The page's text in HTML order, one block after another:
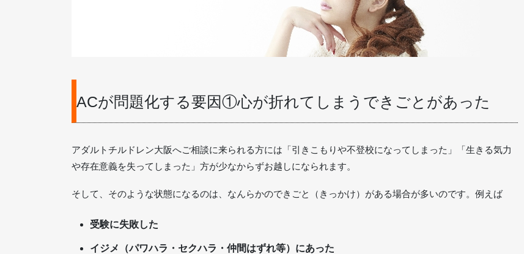
ACが問題化する要因①心が折れてしまうできごとがあった
アダルトチルドレン大阪へご相談に来られる方には「引きこもりや不登校になってしまった」「生きる気力
や存在意義を失ってしまった」方が少なからずお越しになられます。
そして、そのような状態になるのは、なんらかのできごと（きっかけ）がある場合が多いのです。例えば
受験に失敗した
イジメ（パワハラ・セクハラ・仲間はずれ等）にあった